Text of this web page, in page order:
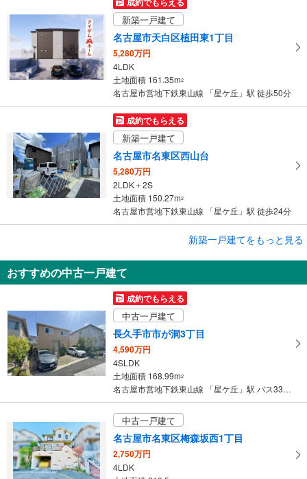
る
新築一戸建て
名古屋市天白区植田東1丁目
5,280万円
4LDK
土地面積 161.35m2
名古屋市営地下鉄東山線 「星ケ丘」駅 徒歩50分
成約でもらえる
新築一戸建て
名古屋市名東区西山台
5,280万円
2LDK＋2S
土地面積 150.27m2
名古屋市営地下鉄東山線 「星ケ丘」駅 徒歩24分
名古屋市名東区西山台
5,280万円
土地面積 150.27m2
名古屋市営地下鉄東山線 「星ケ丘」駅 徒歩23分
新築一戸建てをもっと見る
おすすめの中古一戸建て
成約でもらえる
中古一戸建て
長久手市市が洞3丁目
4,590万円
4SLDK
土地面積 168.99m2
名古屋市営地下鉄東山線 「星ケ丘」駅 バス33分 市が洞 バス停下車 徒歩3分
中古一戸建て
名古屋市名東区梅森坂西1丁目
2,750万円
4LDK